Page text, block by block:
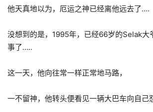
他天真地以为，厄运之神已经离他远去了….
没想到的是，1995年，已经66岁的Selak大
事了…..
这一天，他向往常一样正常地马路，
一不留神，他转头便看见一辆大巴车向自己